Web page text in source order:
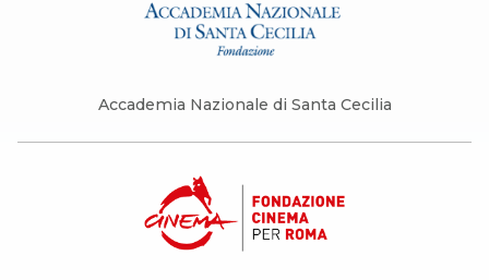
Accademia Nazionale di Santa Cecilia